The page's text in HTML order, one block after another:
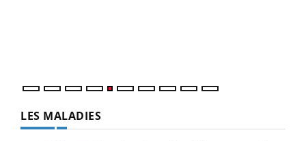
LES MALADIES